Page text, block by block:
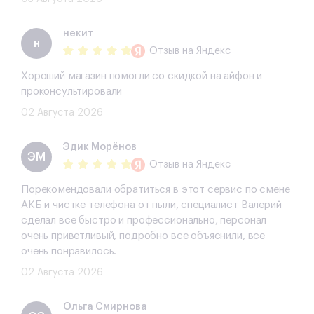
н
некит
Отзыв на Яндекс
Хороший магазин помогли со скидкой на айфон и
проконсультировали
02 Августа 2026
ЭМ
Эдик Морёнов
Отзыв на Яндекс
Порекомендовали обратиться в этот сервис по смене
АКБ и чистке телефона от пыли, специалист Валерий
сделал все быстро и профессионально, персонал
очень приветливый, подробно все объяснили, все
очень понравилось.
02 Августа 2026
Ольга Смирнова